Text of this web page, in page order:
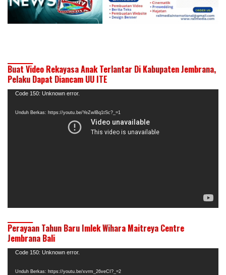
Buat Video Rekayasa Anak Terlantar Di Kabupaten Jembrana,
Pelaku Dapat Diancam UU ITE
Pemutar
Code 150: Unknown error.
Unduh Berkas: https://youtu.be/YeZwlBq1tSc?_=1
Perayaan Tahun Baru Imlek Wihara Maitreya Centre
Jembrana Bali
Pemutar
Code 150: Unknown error.
Unduh Berkas: https://youtu.be/xvrm_26veCI?_=2